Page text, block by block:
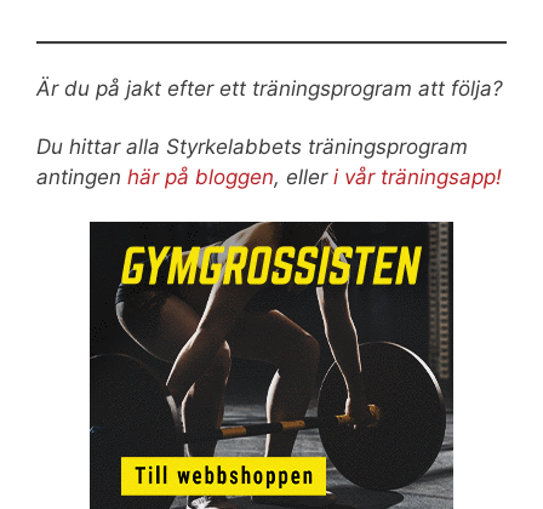
Är du på jakt efter ett träningsprogram att följa?
Du hittar alla Styrkelabbets träningsprogram
antingen här på bloggen, eller i vår träningsapp!